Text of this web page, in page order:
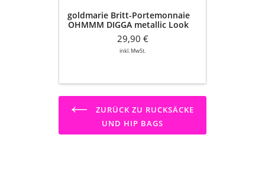
-
15x9cm
goldmarie Britt-Portemonnaie
OHMMM DIGGA metallic Look
Label Leder grau - 15x9cm
29,90 €
inkl. MwSt.
ZURÜCK ZU RUCKSÄCKE
UND HIP BAGS